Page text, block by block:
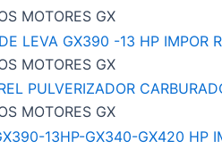
MOTORES GX
MOTORES GX
MOTORES GX